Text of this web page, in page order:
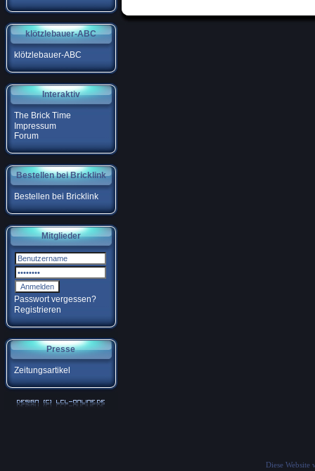
klötzlebauer-ABC
klötzlebauer-ABC
Interaktiv
The Brick Time
Impressum
Forum
Bestellen bei Bricklink
Bestellen bei Bricklink
Mitglieder
Passwort vergessen?
Registrieren
Presse
Zeitungsartikel
Diese Website